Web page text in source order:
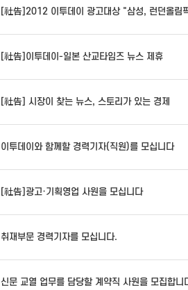
[社告]2012 이투데이 광고대상 "삼성, 런던올림
[社告]이투데이-일본 산교타임즈 뉴스 제휴
[社告] 시장이 찾는 뉴스, 스토리가 있는 경제
이투데이와 함께할 경력기자(직원)를 모십니다
[社告]광고·기획영업 사원을 모십니다
취재부문 경력기자를 모십니다.
신문 교열 업무를 담당할 계약직 사원을 모집합니